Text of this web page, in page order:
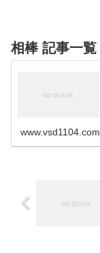
相棒 記事一覧
www.vsd1104.com